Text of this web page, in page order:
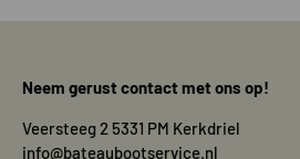
Neem gerust contact met ons op!
Veersteeg 2 5331 PM Kerkdriel
info@bateaubootservice.nl